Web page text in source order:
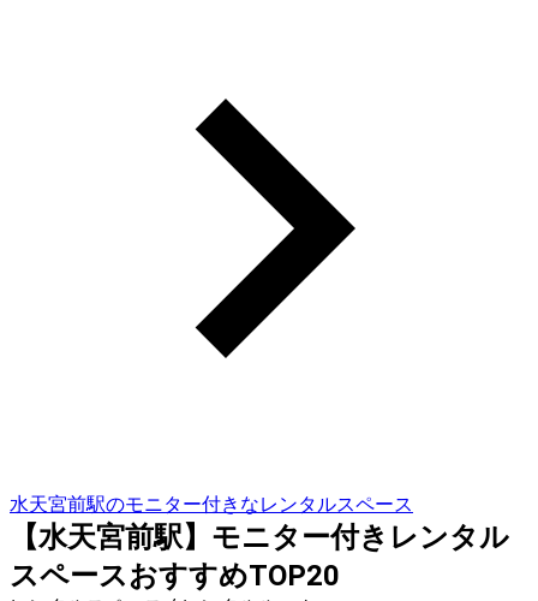
水天宮前駅のモニター付きなレンタルスペース
【水天宮前駅】モニター付きレンタル
スペースおすすめTOP20